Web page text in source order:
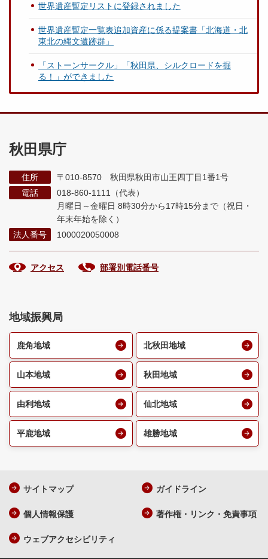
世界遺産暫定リストに登録されました
世界遺産暫定一覧表追加資産に係る提案書「北海道・北
東北の縄文遺跡群」
「ストーンサークル」「秋田県、シルクロードを掘
る！」ができました
秋田県庁
住所
〒010-8570 秋田県秋田市山王四丁目1番1号
電話
018-860-1111（代表）
月曜日～金曜日 8時30分から17時15分まで （祝日・
年末年始を除く）
法人番号
1000020050008
アクセス 部署別電話番号
地域振興局
鹿角地域 北秋田地域
山本地域 秋田地域
由利地域 仙北地域
平鹿地域 雄勝地域
サイトマップ ガイドライン
個人情報保護 著作権・リンク・免責事項
ウェブアクセシビリティ